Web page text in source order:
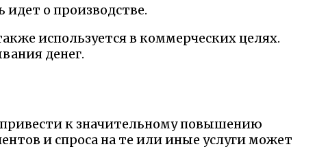
о производстве.
используется в коммерческих целях.
денег.
к значительному повышению
и спроса на те или иные услуги может